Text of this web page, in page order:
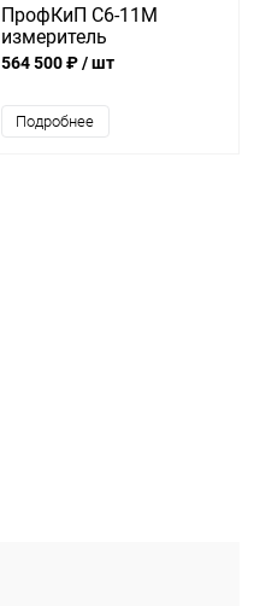
ПрофКиП С6-11М
измеритель
нелинейнейных
564 500 ₽/ шт
Подробнее